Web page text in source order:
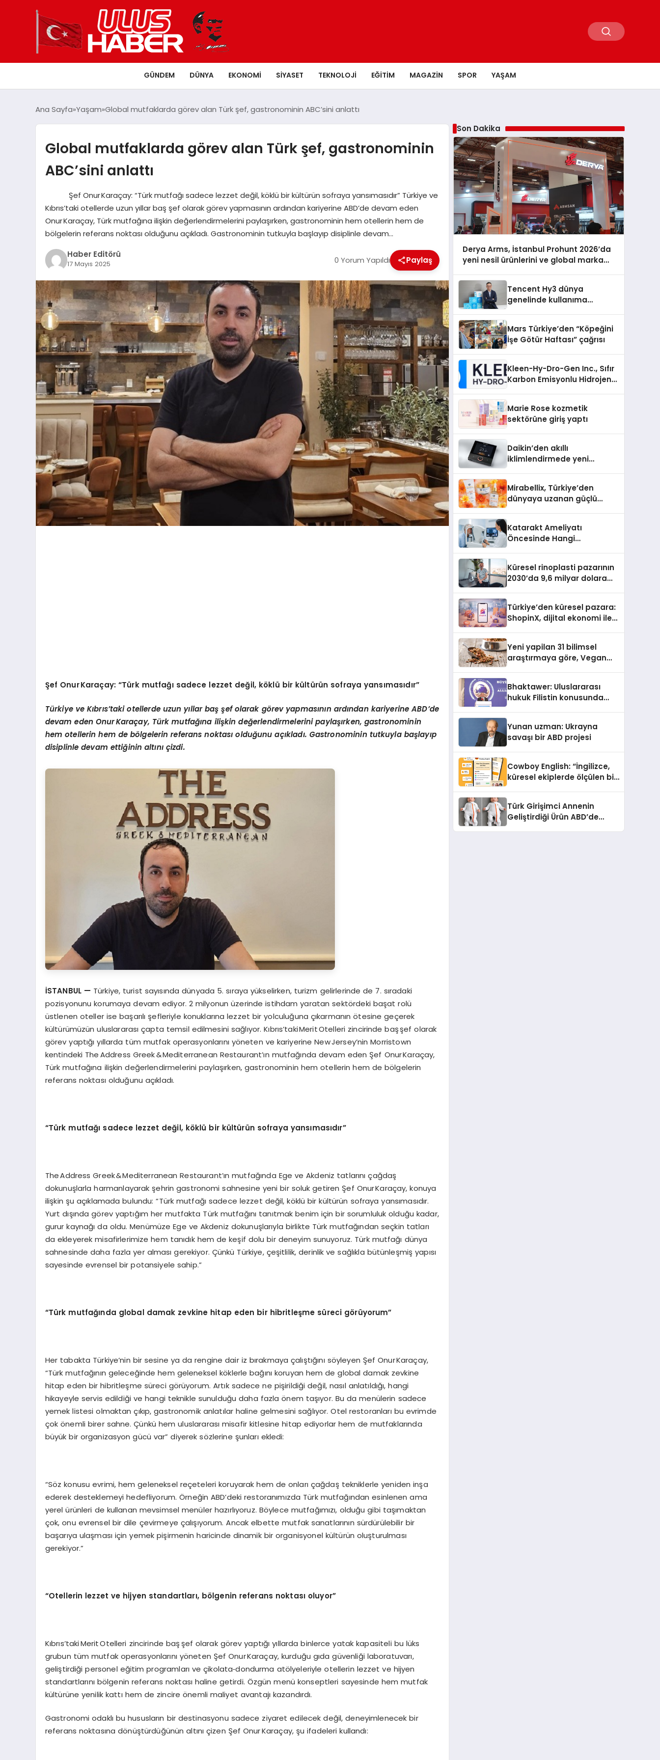
GÜNDEM DÜNYA EKONOMI SIYASET TEKNOLOJI EĞITIM MAGAZIN SPOR YAŞAM
Ana Sayfa Yaşam Global mutfaklarda görev alan Türk şef, gastronominin ABC’sini anlattı
Global mutfaklarda görev alan Türk şef, gastronominin
ABC’sini anlattı
Şef Onur Karaçay: “Türk mutfağı sadece lezzet değil, köklü bir kültürün sofraya yansımasıdır” Türkiye ve
Kıbrıs’taki otellerde uzun yıllar baş şef olarak görev yapmasının ardından kariyerine ABD’de devam eden
Onur Karaçay, Türk mutfağına ilişkin değerlendirmelerini paylaşırken, gastronominin hem otellerin hem de
bölgelerin referans noktası olduğunu açıkladı. Gastronominin tutkuyla başlayıp disiplinle devam…
Haber Editörü
17 Mayıs 2025 0 Yorum Yapıldı Paylaş
Şef OnurKaraçay: “Türk mutfağı sadece lezzet değil, köklü bir kültürün sofraya yansımasıdır”
Türkiye ve Kıbrıs’taki otellerde uzun yıllar baş şef olarak görev yapmasının ardından kariyerine ABD’de
devam eden OnurKaraçay, Türk mutfağına ilişkin değerlendirmelerini paylaşırken, gastronominin
hem otellerin hem de bölgelerin referans noktası olduğunu açıkladı. Gastronominin tutkuyla başlayıp
disiplinle devam ettiğinin altını çizdi.
İSTANBUL — Türkiye, turist sayısında dünyada 5. sıraya yükselirken, turizm gelirlerinde de 7. sıradaki
pozisyonunu korumaya devam ediyor. 2 milyonun üzerinde istihdam yaratan sektördeki başat rolü
üstlenen oteller ise başarılı şefleriyle konuklarına lezzet bir yolculuğuna çıkarmanın ötesine geçerek
kültürümüzün uluslararası çapta temsil edilmesini sağlıyor. Kıbrıs’taki Merit Otelleri zincirinde baş şef olarak
görev yaptığı yıllarda tüm mutfak operasyonlarını yöneten ve kariyerine New Jersey’nin Morristown
kentindeki The Address Greek & Mediterranean Restaurant’ın mutfağında devam eden Şef Onur Karaçay,
Türk mutfağına ilişkin değerlendirmelerini paylaşırken, gastronominin hem otellerin hem de bölgelerin
referans noktası olduğunu açıkladı.
“Türk mutfağı sadece lezzet değil, köklü bir kültürün sofraya yansımasıdır”
The Address Greek & Mediterranean Restaurant’ın mutfağında Ege ve Akdeniz tatlarını çağdaş
dokunuşlarla harmanlayarak şehrin gastronomi sahnesine yeni bir soluk getiren Şef Onur Karaçay, konuya
ilişkin şu açıklamada bulundu: “Türk mutfağı sadece lezzet değil, köklü bir kültürün sofraya yansımasıdır.
Yurt dışında görev yaptığım her mutfakta Türk mutfağını tanıtmak benim için bir sorumluluk olduğu kadar,
gurur kaynağı da oldu. Menümüze Ege ve Akdeniz dokunuşlarıyla birlikte Türk mutfağından seçkin tatları
da ekleyerek misafirlerimize hem tanıdık hem de keşif dolu bir deneyim sunuyoruz. Türk mutfağı dünya
sahnesinde daha fazla yer alması gerekiyor. Çünkü Türkiye, çeşitlilik, derinlik ve sağlıkla bütünleşmiş yapısı
sayesinde evrensel bir potansiyele sahip.”
“Türk mutfağında global damak zevkine hitap eden bir hibritleşme süreci görüyorum”
Her tabakta Türkiye’nin bir sesine ya da rengine dair iz bırakmaya çalıştığını söyleyen Şef Onur Karaçay,
“Türk mutfağının geleceğinde hem geleneksel köklerle bağını koruyan hem de global damak zevkine
hitap eden bir hibritleşme süreci görüyorum. Artık sadece ne pişirildiği değil, nasıl anlatıldığı, hangi
hikayeyle servis edildiği ve hangi teknikle sunulduğu daha fazla önem taşıyor. Bu da menülerin sadece
yemek listesi olmaktan çıkıp, gastronomik anlatılar haline gelmesini sağlıyor. Otel restoranları bu evrimde
çok önemli birer sahne. Çünkü hem uluslararası misafir kitlesine hitap ediyorlar hem de mutfaklarında
büyük bir organizasyon gücü var” diyerek sözlerine şunları ekledi:
“Söz konusu evrimi, hem geleneksel reçeteleri koruyarak hem de onları çağdaş tekniklerle yeniden inşa
ederek desteklemeyi hedefliyorum. Örneğin ABD’deki restoranımızda Türk mutfağından esinlenen ama
yerel ürünleri de kullanan mevsimsel menüler hazırlıyoruz. Böylece mutfağımızı, olduğu gibi taşımaktan
çok, onu evrensel bir dile çevirmeye çalışıyorum. Ancak elbette mutfak sanatlarının sürdürülebilir bir
başarıya ulaşması için yemek pişirmenin haricinde dinamik bir organisyonel kültürün oluşturulması
gerekiyor.”
“Otellerin lezzet ve hijyen standartları, bölgenin referans noktası oluyor”
Kıbrıs’taki Merit Otelleri zincirinde baş şef olarak görev yaptığı yıllarda binlerce yatak kapasiteli bu lüks
grubun tüm mutfak operasyonlarını yöneten Şef Onur Karaçay, kurduğu gıda güvenliği laboratuvarı,
geliştirdiği personel eğitim programları ve çikolata‑dondurma atölyeleriyle otellerin lezzet ve hijyen
standartlarını bölgenin referans noktası haline getirdi. Özgün menü konseptleri sayesinde hem mutfak
kültürüne yenilik kattı hem de zincire önemli maliyet avantajı kazandırdı.
Gastronomi odaklı bu hususların bir destinasyonu sadece ziyaret edilecek değil, deneyimlenecek bir
referans noktasına dönüştürdüğünün altını çizen Şef Onur Karaçay, şu ifadeleri kullandı:
Son Dakika
Derya Arms, İstanbul Prohunt 2026’da
yeni nesil ürünlerini ve global marka
Tencent Hy3 dünya
genelinde kullanıma
Mars Türkiye’den “Köpeğini
İşe Götür Haftası” çağrısı
Kleen-Hy-Dro-Gen Inc., Sıfır
Karbon Emisyonlu Hidrojen
Aldı
Marie Rose kozmetik
sektörüne giriş yaptı
Daikin’den akıllı
iklimlendirmede yeni
Mirabellix, Türkiye’den
dünyaya uzanan güçlü
Katarakt Ameliyatı
Öncesinde Hangi
Küresel rinoplasti pazarının
2030’da 9,6 milyar dolara
Türkiye’den küresel pazara:
ShopinX, dijital ekonomi ile
Yeni yapilan 31 bilimsel
araştırmaya göre, Vegan
Sindirildiğini Ortaya Koydu
Bhaktawer: Uluslararası
hukuk Filistin konusunda
Yunan uzman: Ukrayna
savaşı bir ABD projesi
Cowboy English: “İngilizce,
küresel ekiplerde ölçülen bir
Türk Girişimci Annenin
Geliştirdiği Ürün ABD’de